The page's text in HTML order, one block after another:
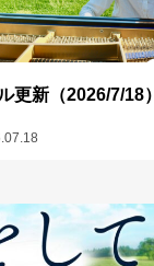
更新（2026/7/18）